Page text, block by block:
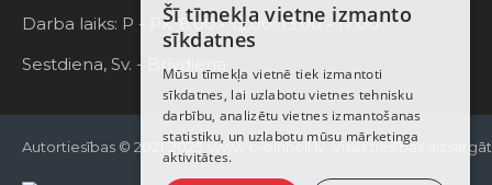
Darba laiks: P - Pk. 8:00 - 12:00; 13:00 - 17:00
Sestdiena, Sv. - Brīvdiena
Autortiesības © 2021-2025, www.e-einhell.lv, Visas tiesības
LATVIAN
ENGLISH
Šī tīmekļa vietne izmanto
sīkdatnes
Mūsu tīmekļa vietnē tiek izmantoti
sīkdatnes, lai uzlabotu vietnes tehnisku
darbību, analizētu vietnes izmantošanas
statistiku, un uzlabotu mūsu mārketinga
aktivitātes.